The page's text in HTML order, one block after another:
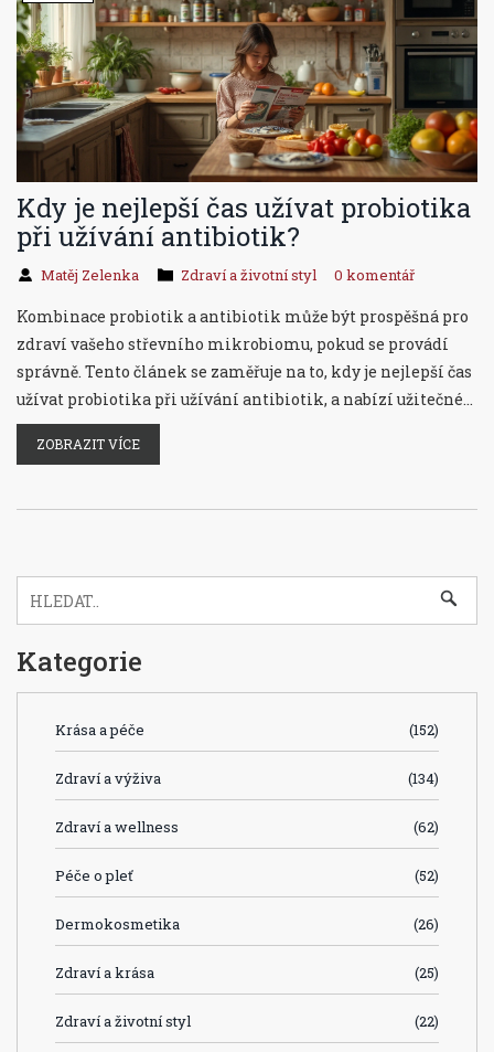
Kdy je nejlepší čas užívat probiotika
při užívání antibiotik?
Matěj Zelenka Zdraví a životní styl 0 komentář
Kombinace probiotik a antibiotik může být prospěšná pro
zdraví vašeho střevního mikrobiomu, pokud se provádí
správně. Tento článek se zaměřuje na to, kdy je nejlepší čas
užívat probiotika při užívání antibiotik, a nabízí užitečné
tipy a zajímavé informace k tomuto tématu. Vysvětlíme,
proč je důležité udržovat rovnováhu střevní mikroflóry a
ZOBRAZIT VÍCE
Kategorie
Krása a péče (152)
Zdraví a výživa (134)
Zdraví a wellness (62)
Péče o pleť (52)
Dermokosmetika (26)
Zdraví a krása (25)
Zdraví a životní styl (22)